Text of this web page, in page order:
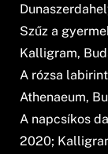
Szűz a
Kalligram,
A rózsa
Athenaeum,
A napcsíkos
2020;